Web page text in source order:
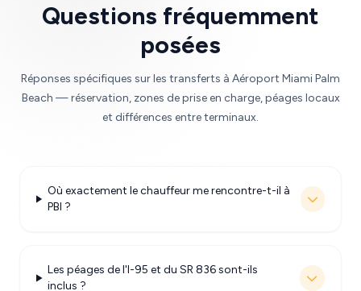
Questions fréquemment
posées
Réponses spécifiques sur les transferts à Aéroport Miami Palm
Beach — réservation, zones de prise en charge, péages locaux
et différences entre terminaux.
Où exactement le chauffeur me rencontre-t-il à
PBI ?
Les péages de l'I-95 et du SR 836 sont-ils
inclus ?